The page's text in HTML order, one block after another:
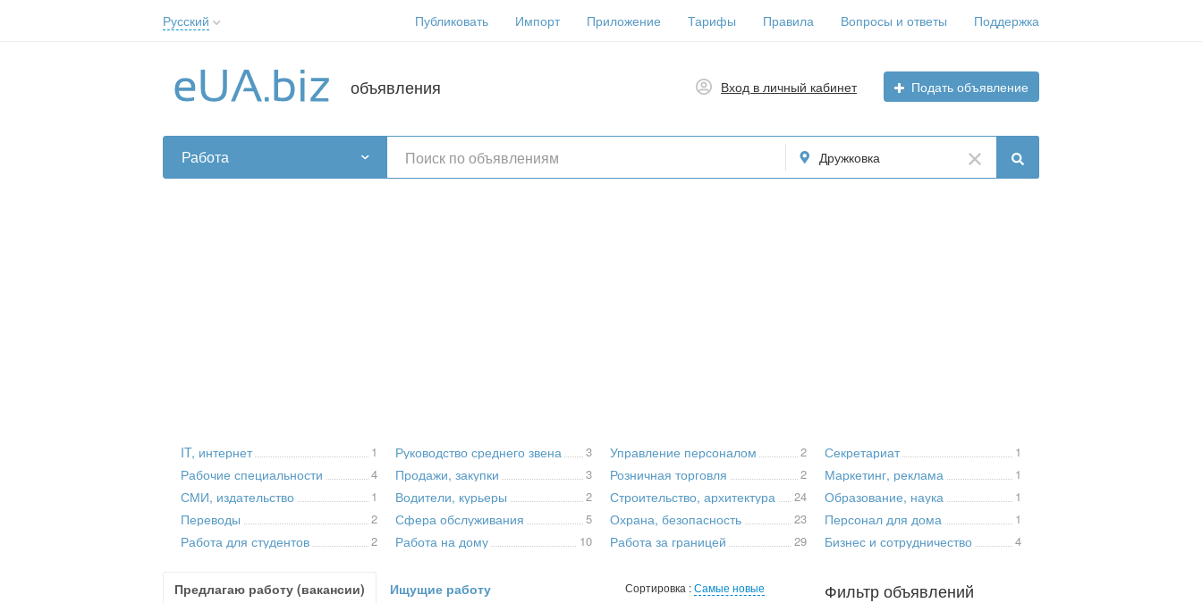
Русский
Українська
Публиковать Импорт Приложение Тарифы Правила Вопросы и ответы Поддержка
объявления Вход в личный кабинет Подать объявление
Работа Дружковка
IT, интернет 1
Рабочие специальности 4
СМИ, издательство 1
Переводы 2
Работа для студентов 2
Руководство среднего звена 3
Продажи, закупки 3
Водители, курьеры 2
Сфера обслуживания 5
Работа на дому 10
Управление персоналом 2
Розничная торговля 2
Строительство, архитектура 24
Охрана, безопасность 23
Работа за границей 29
Секретариат 1
Маркетинг, реклама 1
Образование, наука 1
Персонал для дома 1
Бизнес и сотрудничество 4
Предлагаю работу (вакансии) Ищущие работу Сортировка :Самые новые Фильтр объявлений